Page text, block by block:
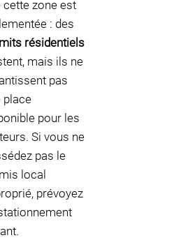
cette zone est
: des
résidentiels
mais ils ne
pas
place
pour les
Si vous ne
pas le
local
prévoyez